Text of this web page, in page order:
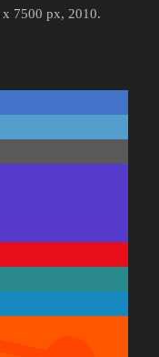
7500 px, 2010.